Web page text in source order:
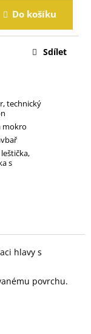
Do košíku
technický
mokro
s
Sdílet
hlavy s
povrchu.